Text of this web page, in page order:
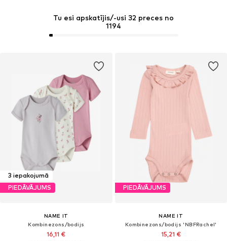
3 iepakojumā
PIEDĀVĀJUMS
NAME IT
Kombinezons/bodijs
16,11 €
PIEDĀVĀJUMS
NAME IT
Kombinezons/bodijs 'NBFRachel'
15,21 €
Tu esi apskatījis/-usi 32 preces no
1194